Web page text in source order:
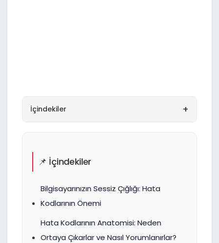
İçindekiler +
📌 İçindekiler
Bilgisayarınızın Sessiz Çığlığı: Hata
Kodlarının Önemi
Hata Kodlarının Anatomisi: Neden
Ortaya Çıkarlar ve Nasıl Yorumlanırlar?